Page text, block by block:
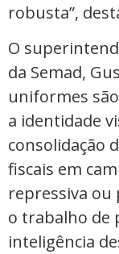
robusta”,
O
da Semad,
uniformes
a identidade
consolidação
fiscais em
repressiva
o trabalho de
inteligência